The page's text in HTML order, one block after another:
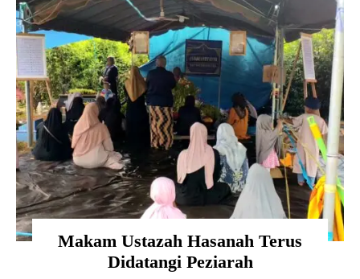
Makam Ustazah Hasanah Terus
Didatangi Peziarah